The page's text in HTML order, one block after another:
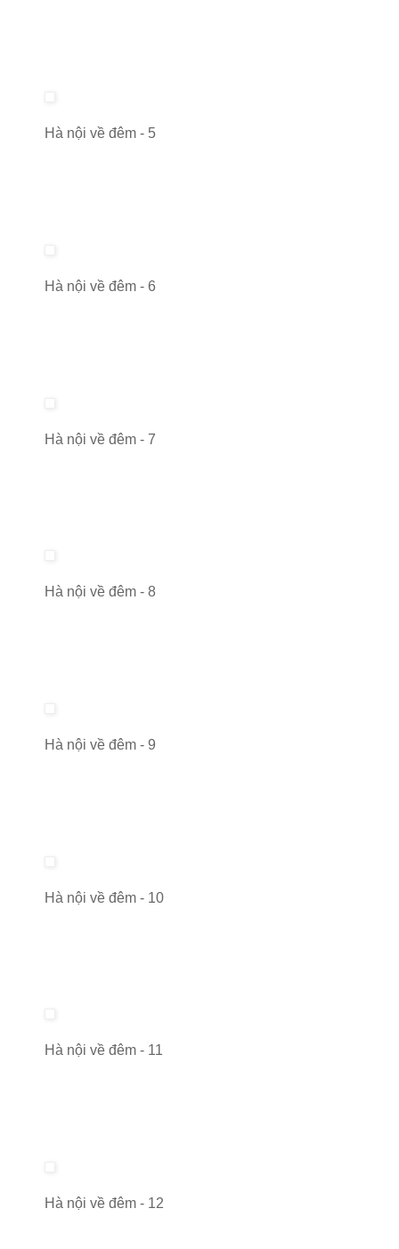
Hà nội về đêm - 5
Hà nội về đêm - 6
Hà nội về đêm - 7
Hà nội về đêm - 8
Hà nội về đêm - 9
Hà nội về đêm - 10
Hà nội về đêm - 11
Hà nội về đêm - 12